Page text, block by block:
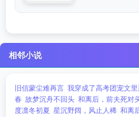
相邻小说
旧信蒙尘难再言 我穿成了高考团宠文
春 故梦沉舟不回头 和离后，前夫死对
度凛冬初夏 星沉野阔，风止人稀 和离